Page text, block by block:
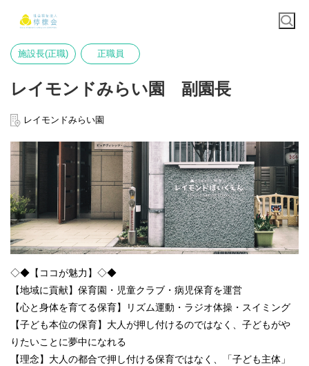
施設長(正職) 正職員
レイモンドみらい園 副園長
レイモンドみらい園
◇◆【ココが魅力】◇◆
【地域に貢献】保育園・児童クラブ・病児保育を運営
【心と身体を育てる保育】リズム運動・ラジオ体操・スイミング
【子ども本位の保育】大人が押し付けるのではなく、子どもがや
りたいことに夢中になれる
【理念】大人の都合で押し付ける保育ではなく、「子ども主体」